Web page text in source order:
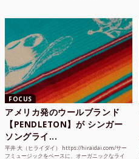
FOCUS
アメリカ発のウールブランド
【PENDLETON】が シンガー
ソングライ...
平井 大（ヒライダイ） https://hiraidai.com/サー
フミュージックをベースに、オーガニックなライ